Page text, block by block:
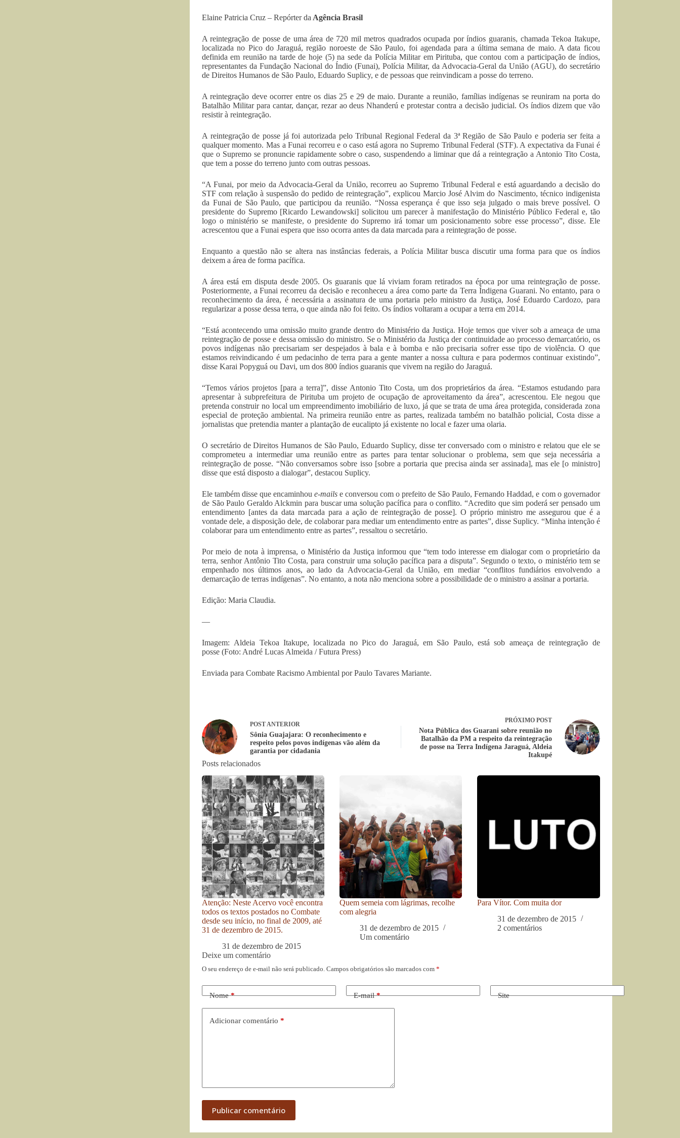
Elaine Patricia Cruz – Repórter da Agência Brasil
A reintegração de posse de uma área de 720 mil metros quadrados ocupada por índios guaranis, chamada Tekoa Itakupe,
localizada no Pico do Jaraguá, região noroeste de São Paulo, foi agendada para a última semana de maio. A data ficou
definida em reunião na tarde de hoje (5) na sede da Polícia Militar em Pirituba, que contou com a participação de índios,
representantes da Fundação Nacional do Índio (Funai), Polícia Militar, da Advocacia-Geral da União (AGU), do secretário
de Direitos Humanos de São Paulo, Eduardo Suplicy, e de pessoas que reinvindicam a posse do terreno.
A reintegração deve ocorrer entre os dias 25 e 29 de maio. Durante a reunião, famílias indígenas se reuniram na porta do
Batalhão Militar para cantar, dançar, rezar ao deus Nhanderú e protestar contra a decisão judicial. Os índios dizem que vão
resistir à reintegração.
A reintegração de posse já foi autorizada pelo Tribunal Regional Federal da 3ª Região de São Paulo e poderia ser feita a
qualquer momento. Mas a Funai recorreu e o caso está agora no Supremo Tribunal Federal (STF). A expectativa da Funai é
que o Supremo se pronuncie rapidamente sobre o caso, suspendendo a liminar que dá a reintegração a Antonio Tito Costa,
que tem a posse do terreno junto com outras pessoas.
“A Funai, por meio da Advocacia-Geral da União, recorreu ao Supremo Tribunal Federal e está aguardando a decisão do
STF com relação à suspensão do pedido de reintegração”, explicou Marcio José Alvim do Nascimento, técnico indigenista
da Funai de São Paulo, que participou da reunião. “Nossa esperança é que isso seja julgado o mais breve possível. O
presidente do Supremo [Ricardo Lewandowski] solicitou um parecer à manifestação do Ministério Público Federal e, tão
logo o ministério se manifeste, o presidente do Supremo irá tomar um posicionamento sobre esse processo”, disse. Ele
acrescentou que a Funai espera que isso ocorra antes da data marcada para a reintegração de posse.
Enquanto a questão não se altera nas instâncias federais, a Polícia Militar busca discutir uma forma para que os índios
deixem a área de forma pacífica.
A área está em disputa desde 2005. Os guaranis que lá viviam foram retirados na época por uma reintegração de posse.
Posteriormente, a Funai recorreu da decisão e reconheceu a área como parte da Terra Índigena Guarani. No entanto, para o
reconhecimento da área, é necessária a assinatura de uma portaria pelo ministro da Justiça, José Eduardo Cardozo, para
regularizar a posse dessa terra, o que ainda não foi feito. Os índios voltaram a ocupar a terra em 2014.
“Está acontecendo uma omissão muito grande dentro do Ministério da Justiça. Hoje temos que viver sob a ameaça de uma
reintegração de posse e dessa omissão do ministro. Se o Ministério da Justiça der continuidade ao processo demarcatório, os
povos indígenas não precisariam ser despejados à bala e à bomba e não precisaria sofrer esse tipo de violência. O que
estamos reivindicando é um pedacinho de terra para a gente manter a nossa cultura e para podermos continuar existindo”,
disse Karai Popyguá ou Davi, um dos 800 índios guaranis que vivem na região do Jaraguá.
“Temos vários projetos [para a terra]”, disse Antonio Tito Costa, um dos proprietários da área. “Estamos estudando para
apresentar à subprefeitura de Pirituba um projeto de ocupação de aproveitamento da área”, acrescentou. Ele negou que
pretenda construir no local um empreendimento imobiliário de luxo, já que se trata de uma área protegida, considerada zona
especial de proteção ambiental. Na primeira reunião entre as partes, realizada também no batalhão policial, Costa disse a
jornalistas que pretendia manter a plantação de eucalipto já existente no local e fazer uma olaria.
O secretário de Direitos Humanos de São Paulo, Eduardo Suplicy, disse ter conversado com o ministro e relatou que ele se
comprometeu a intermediar uma reunião entre as partes para tentar solucionar o problema, sem que seja necessária a
reintegração de posse. “Não conversamos sobre isso [sobre a portaria que precisa ainda ser assinada], mas ele [o ministro]
disse que está disposto a dialogar”, destacou Suplicy.
Ele também disse que encaminhoue-mails e conversou com o prefeito de São Paulo, Fernando Haddad, e com o governador
de São Paulo Geraldo Alckmin para buscar uma solução pacífica para o conflito. “Acredito que sim poderá ser pensado um
entendimento [antes da data marcada para a ação de reintegração de posse]. O próprio ministro me assegurou que é a
vontade dele, a disposição dele, de colaborar para mediar um entendimento entre as partes”, disse Suplicy. “Minha intenção é
colaborar para um entendimento entre as partes”, ressaltou o secretário.
Por meio de nota à imprensa, o Ministério da Justiça informou que “tem todo interesse em dialogar com o proprietário da
terra, senhor Antônio Tito Costa, para construir uma solução pacífica para a disputa”. Segundo o texto, o ministério tem se
empenhado nos últimos anos, ao lado da Advocacia-Geral da União, em mediar “conflitos fundiários envolvendo a
demarcação de terras indígenas”. No entanto, a nota não menciona sobre a possibilidade de o ministro a assinar a portaria.
Edição: Maria Claudia.
—
Imagem: Aldeia Tekoa Itakupe, localizada no Pico do Jaraguá, em São Paulo, está sob ameaça de reintegração de
posse (Foto: André Lucas Almeida / Futura Press)
Enviada para Combate Racismo Ambiental por Paulo Tavares Mariante.
POSTANTERIOR
Sônia Guajajara: O reconhecimento e
respeito pelos povos indígenas vão além da
garantia por cidadania
PRÓXIMO POST
Nota Pública dos Guarani sobre reunião no
Batalhão da PM a respeito da reintegração
de posse na Terra Indígena Jaraguá, Aldeia
Itakupé
Posts relacionados
Atenção: Neste Acervo você encontra
todos os textos postados no Combate
desde seu início, no final de 2009, até
31 de dezembro de 2015.
31 de dezembro de 2015
Quem semeia com lágrimas, recolhe
com alegria
31 de dezembro de 2015
Um comentário
Para Vítor. Com muita dor
31 de dezembro de 2015
2 comentários
Deixe um comentário
O seu endereço de e-mail não será publicado. Campos obrigatórios são marcados com *
Nome* E-mail* Site
Adicionar comentário *
Publicar comentário